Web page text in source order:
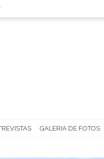
GALERIA DE FOTOS